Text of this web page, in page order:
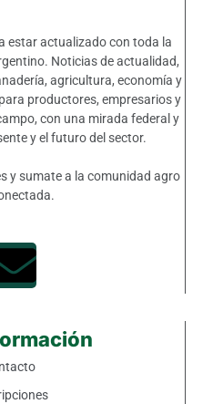
estar actualizado con toda la
Noticias de actualidad,
agricultura, economía y
productores, empresarios y
con una mirada federal y
y el futuro del sector.
y sumate a la comunidad agro